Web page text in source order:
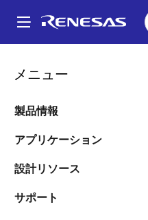
ン
メニュー
製品情報
アプリケーション
設計リソース
サポート
パ
ン
く
ず
RAファミリを使用してIoT機器
RAファミリ
機器をすぐ
Ubiquitous
Enabler のご